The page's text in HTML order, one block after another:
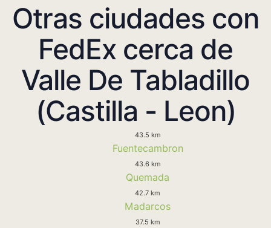
Otras ciudades con
FedEx cerca de
Valle De Tabladillo
(Castilla - Leon)
43.5 km
Fuentecambron
43.6 km
Quemada
42.7 km
Madarcos
37.5 km